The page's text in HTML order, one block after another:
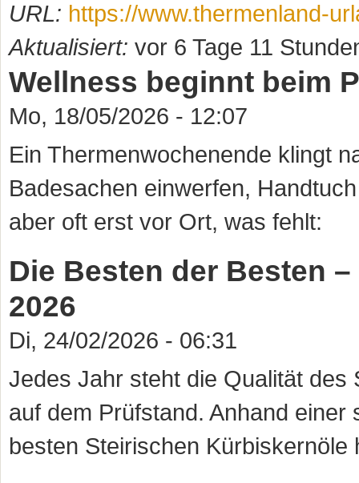
URL: https://www.thermenland-
Aktualisiert: vor 6 Tage 11
Wellness beginnt beim
Mo, 18/05/2026 - 12:07
Ein Thermenwochenende klingt
Badesachen einwerfen,
aber oft erst vor Ort, was fehlt:
Die Besten der Besten
2026
Di, 24/02/2026 - 06:31
Jedes Jahr steht die Qualität des
auf dem Prüfstand. Anhand
besten Steirischen Kürbiskernöle